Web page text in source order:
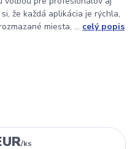
že každá aplikácia je rýchla,
miesta, ... celý popis
/ks